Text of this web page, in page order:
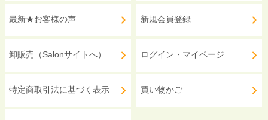
最新★お客様の声
卸販売（Salonサイトへ）
特定商取引法に基づく表示
新規会員登録
ログイン・マイページ
買い物かご